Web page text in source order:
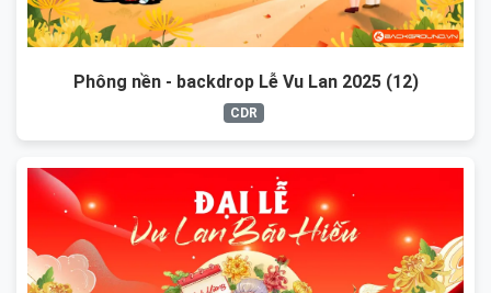
Phông nền - backdrop Lễ Vu Lan 2025 (12)
CDR